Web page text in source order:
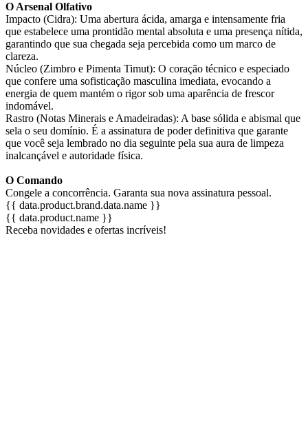
O Arsenal Olfativo
Impacto (Cidra): Uma abertura ácida, amarga e intensamente fria
que estabelece uma prontidão mental absoluta e uma presença nítida,
garantindo que sua chegada seja percebida como um marco de
clareza.
Núcleo (Zimbro e Pimenta Timut): O coração técnico e especiado
que confere uma sofisticação masculina imediata, evocando a
energia de quem mantém o rigor sob uma aparência de frescor
indomável.
Rastro (Notas Minerais e Amadeiradas): A base sólida e abismal que
sela o seu domínio. É a assinatura de poder definitiva que garante
que você seja lembrado no dia seguinte pela sua aura de limpeza
inalcançável e autoridade física.
O Comando
Congele a concorrência. Garanta sua nova assinatura pessoal.
{{ data.product.brand.data.name }}
{{ data.product.name }}
Receba novidades e ofertas incríveis!